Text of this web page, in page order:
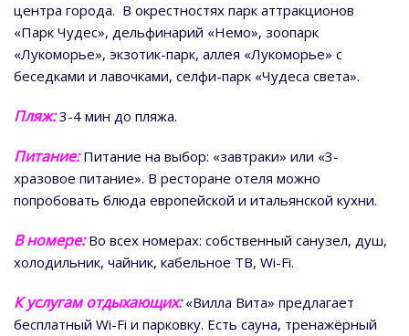
центра города. В окрестностях парк аттракционов
«Парк Чудес», дельфинарий «Немо», зоопарк
«Лукоморье», экзотик-парк, аллея «Лукоморье» с
беседками и лавочками, селфи-парк «Чудеса света».
Пляж:3-4 мин до пляжа.
Питание:Питание на выбор: «завтраки» или «3-
хразовое питание». В ресторане отеля можно
попробовать блюда европейской и итальянской кухни.
В номере: Во всех номерах: собственный санузел, душ,
холодильник, чайник, кабельное ТВ, Wi-Fi.
К услугам отдыхающих:«Вилла Вита» предлагает
бесплатный Wi-Fi и парковку. Есть сауна, тренажёрный